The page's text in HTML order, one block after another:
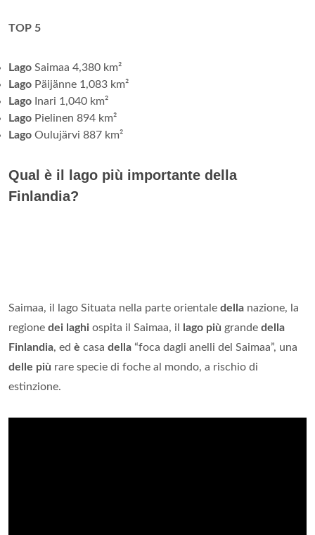
TOP 5
Lago Saimaa 4,380 km²
Lago Päijänne 1,083 km²
Lago Inari 1,040 km²
Lago Pielinen 894 km²
Lago Oulujärvi 887 km²
Qual è il lago più importante della
Finlandia?
Saimaa, il lago Situata nella parte orientale della nazione, la
regione dei laghi ospita il Saimaa, il lago più grande della
Finlandia, ed è casa della “foca dagli anelli del Saimaa”, una
delle più rare specie di foche al mondo, a rischio di
estinzione.